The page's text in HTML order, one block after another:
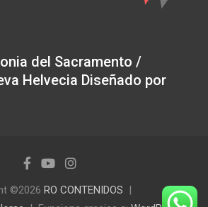
del Sacramento /
Helvecia Diseñado por
©2026 RO CONTENIDOS